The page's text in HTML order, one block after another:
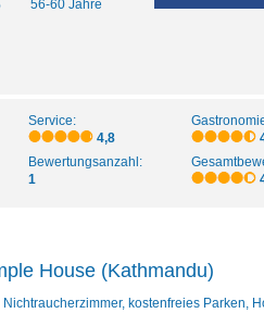
56-60 Jahre
Service:
4,8
Bewertungsanzahl:
1
House (Kathmandu)
kostenfreies Parken,